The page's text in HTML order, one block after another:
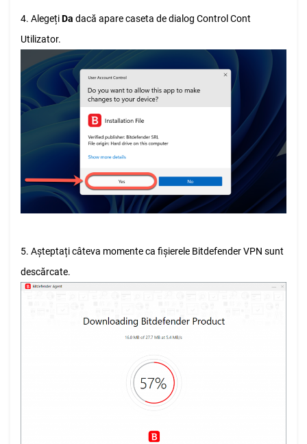
4. AlegețiDa dacă apare caseta de dialog Control Cont
Utilizator.
5. Așteptați câteva momente ca fișierele Bitdefender VPN sunt
descărcate.